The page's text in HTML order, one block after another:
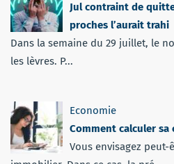
Jul contraint de
proches l’aurait trahi
Dans la semaine du 29 juillet, le
les lèvres. P...
Economie
Comment calculer sa
Vous envisagez